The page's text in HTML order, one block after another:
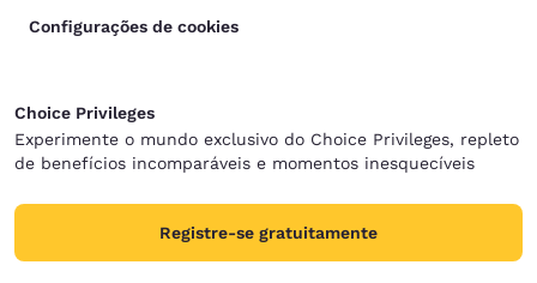
Configurações de cookies
Choice Privileges
Experimente o mundo exclusivo do Choice Privileges, repleto
de benefícios incomparáveis e momentos inesquecíveis
Registre-se gratuitamente